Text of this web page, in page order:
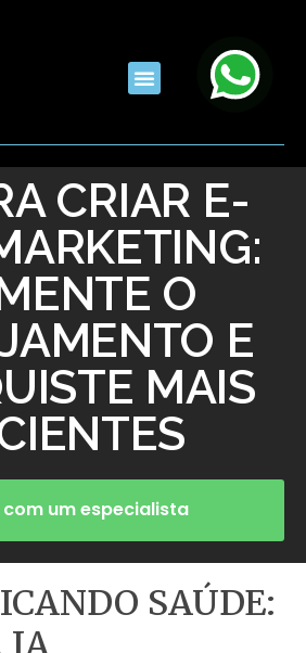
CRIAR E-
O
E
MAIS
um especialista
SAÚDE:
IA